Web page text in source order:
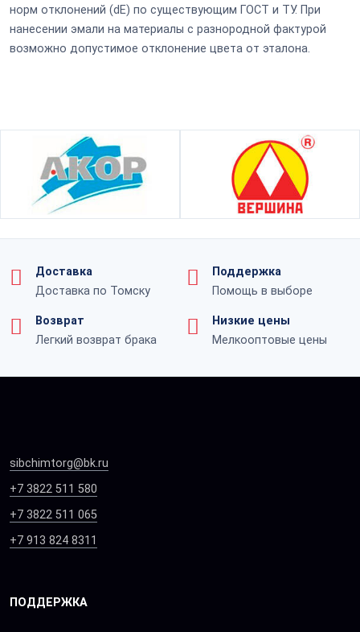
норм отклонений (dE) по существующим ГОСТ и ТУ. При
нанесении эмали на материалы с разнородной фактурой
возможно допустимое отклонение цвета от эталона.
Доставка
Доставка по Томску
Поддержка
Помощь в выборе
Возврат
Легкий возврат брака
Низкие цены
Мелкооптовые цены
sibchimtorg@bk.ru
+7 3822 511 580
+7 3822 511 065
+7 913 824 8311
ПОДДЕРЖКА